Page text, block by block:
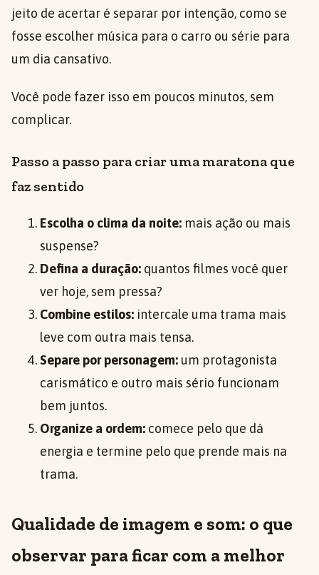
jeito de acertar é separar por intenção, como se
fosse escolher música para o carro ou série para
um dia cansativo.
Você pode fazer isso em poucos minutos, sem
complicar.
Passo a passo para criar uma maratona que
faz sentido
Escolha o clima da noite: mais ação ou mais
suspense?
Defina a duração: quantos filmes você quer
ver hoje, sem pressa?
Combine estilos: intercale uma trama mais
leve com outra mais tensa.
Separe por personagem: um protagonista
carismático e outro mais sério funcionam
bem juntos.
Organize a ordem: comece pelo que dá
energia e termine pelo que prende mais na
trama.
Qualidade de imagem e som: o que
observar para ficar com a melhor